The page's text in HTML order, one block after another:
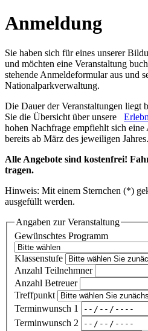
Anmeldung
Sie haben sich für eines unserer
und möchten eine Veranstaltung
stehende Anmeldeformular aus und
Nationalparkverwaltung.
Die Dauer der Veranstaltungen liegt
Sie die Übersicht über unsere
hohen Nachfrage empfiehlt sich
bereits ab März des jeweiligen Jahres.
Alle Angebote sind kostenfrei!
tragen.
Hinweis: Mit einem Sternchen (*)
ausgefüllt werden.
Angaben zur Veranstaltung
Gewünschtes Programm
Klassenstufe
Anzahl Teilnehmner
Anzahl Betreuer
Treffpunkt
Terminwunsch 1
Terminwunsch 2